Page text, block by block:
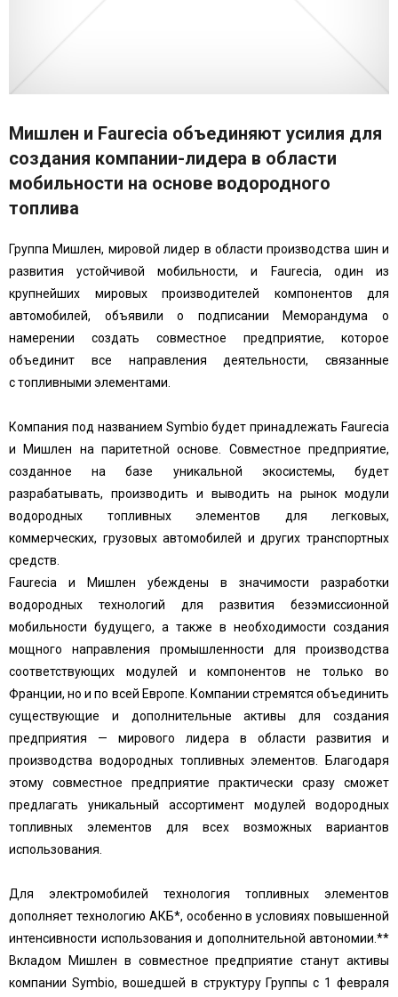
Мишлен и Faurecia объединяют усилия для
создания компании-лидера в области
мобильности на основе водородного
топлива
Группа Мишлен, мировой лидер в области производства шин и
развития устойчивой мобильности, и Faurecia, один из
крупнейших мировых производителей компонентов для
автомобилей, объявили о подписании Меморандума о
намерении создать совместное предприятие, которое
объединит все направления деятельности, связанные
с топливными элементами.
Компания под названием Symbio будет принадлежать Faurecia
и Мишлен на паритетной основе. Совместное предприятие,
созданное на базе уникальной экосистемы, будет
разрабатывать, производить и выводить на рынок модули
водородных топливных элементов для легковых,
коммерческих, грузовых автомобилей и других транспортных
средств.
Faurecia и Мишлен убеждены в значимости разработки
водородных технологий для развития безэмиссионной
мобильности будущего, а также в необходимости создания
мощного направления промышленности для производства
соответствующих модулей и компонентов не только во
Франции, но и по всей Европе. Компании стремятся объединить
существующие и дополнительные активы для создания
предприятия — мирового лидера в области развития и
производства водородных топливных элементов. Благодаря
этому совместное предприятие практически сразу сможет
предлагать уникальный ассортимент модулей водородных
топливных элементов для всех возможных вариантов
использования.
Для электромобилей технология топливных элементов
дополняет технологию АКБ*, особенно в условиях повышенной
интенсивности использования и дополнительной автономии.**
Вкладом Мишлен в совместное предприятие станут активы
компании Symbio, вошедшей в структуру Группы с 1 февраля